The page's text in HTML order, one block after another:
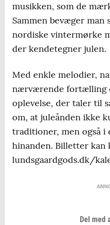
musikken, som de
Sammen bevæger man
nordiske vintermørke
der kendetegner julen.
Med enkle melodier,
nærværende fortælling
oplevelse, der taler til
om, at juleånden ikke
traditioner, men også i
hinanden. Billetter kan
lundsgaardgods.dk/
Del med